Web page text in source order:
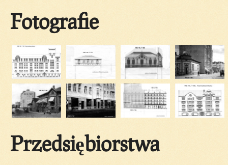
Fotografie
Przedsiębiorstwa